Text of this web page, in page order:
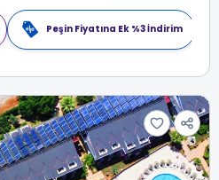
Peşin Fiyatına Ek %3 İndirim